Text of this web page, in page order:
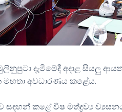
දැමීමේදී අදාළ සියලු
මහතා අවධාරණය කළේය.
සඳහන් කළේ විෂ මත්ද්‍රව්‍ය